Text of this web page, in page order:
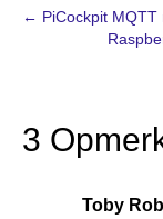
← PiCockpit MQTT
3
Toby